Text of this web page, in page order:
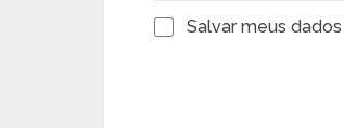
Salvar meus